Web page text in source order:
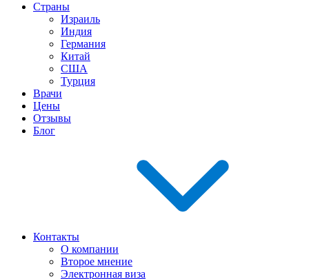
Страны
Израиль
Индия
Германия
Китай
США
Турция
Врачи
Цены
Отзывы
Блог
Контакты
О компании
Второе мнение
Электронная виза